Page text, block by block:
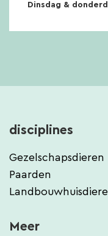
Dinsdag &
disciplines
Gezelschapsdieren
Paarden
Meer